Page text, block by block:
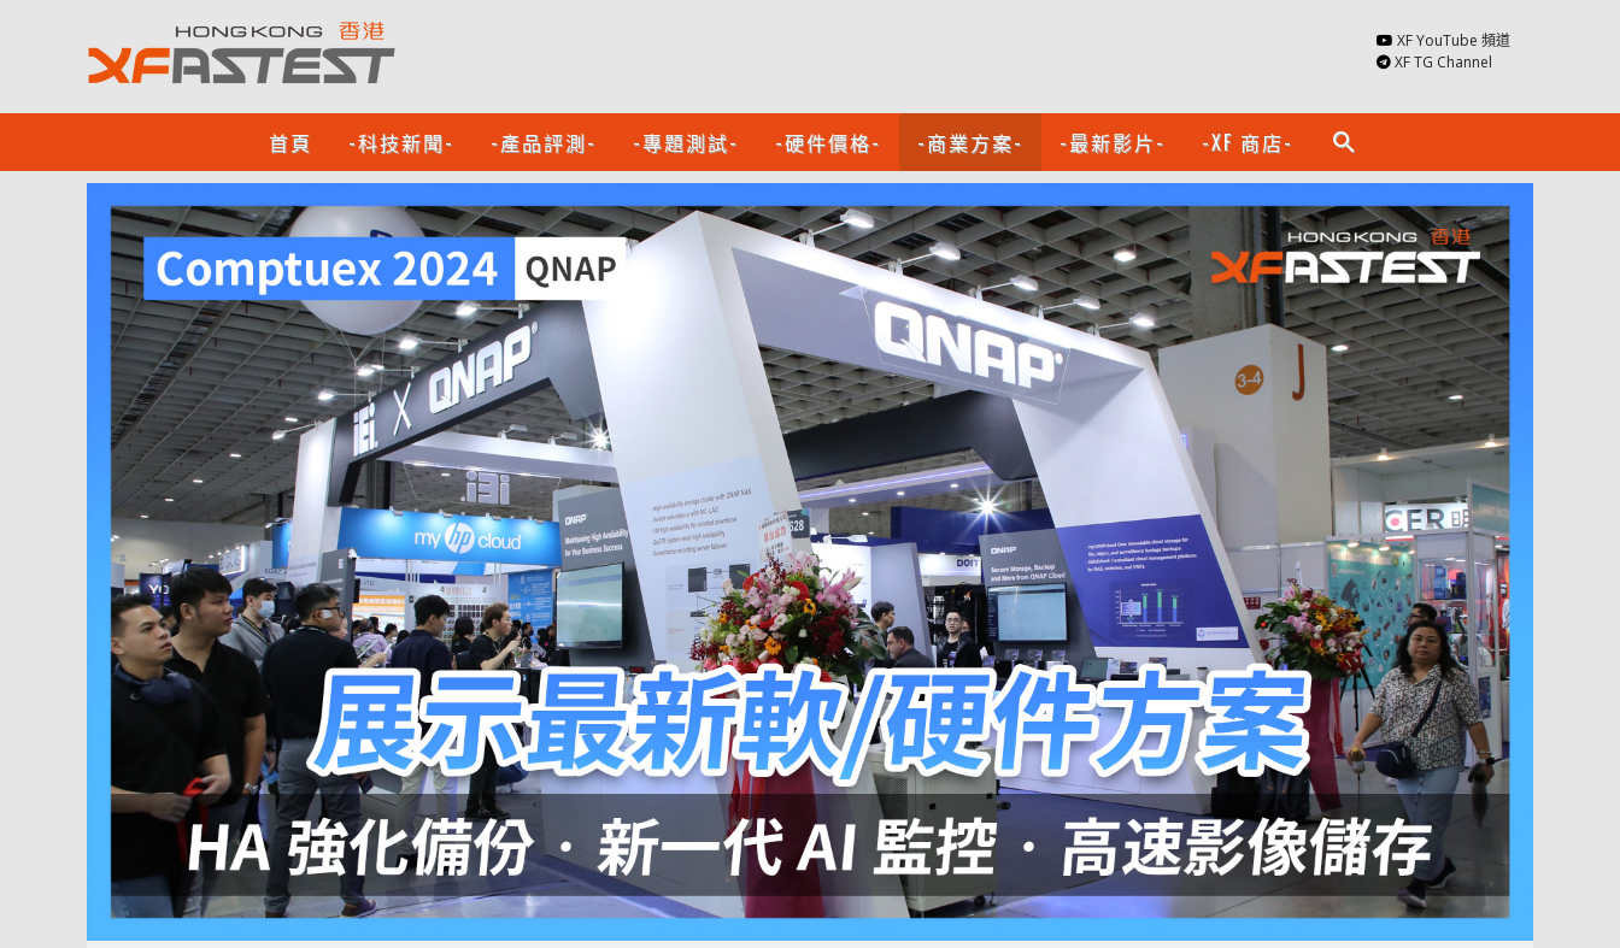
XF YouTube 頻道
XF TG Channel
首頁 -科技新聞- -產品評測- -專題測試- -硬件價格- -商業方案- -最新影片- -XF 商店- search